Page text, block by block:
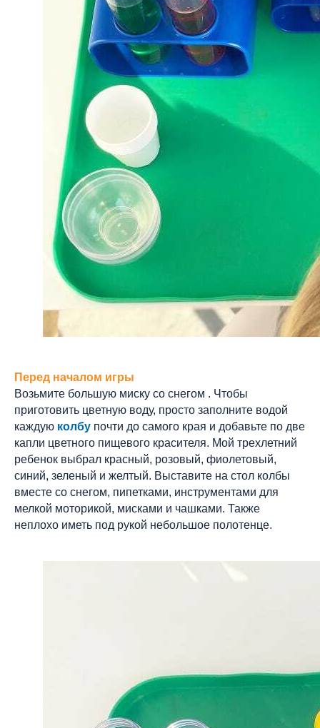
Перед началом игры
Возьмите большую миску со снегом . Чтобы
приготовить цветную воду, просто заполните водой
каждую колбу почти до самого края и добавьте по две
капли цветного пищевого красителя. Мой трехлетний
ребенок выбрал красный, розовый, фиолетовый,
синий, зеленый и желтый. Выставите на стол колбы
вместе со снегом, пипетками, инструментами для
мелкой моторикой, мисками и чашками. Также
неплохо иметь под рукой небольшое полотенце.